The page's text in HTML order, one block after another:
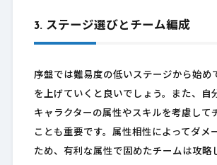
3. ステージ選びとチーム編成
序盤では難易度の低いステージから始め
を上げていくと良いでしょう。また、自
キャラクターの属性やスキルを考慮して
ことも重要です。属性相性によってダメ
ため、有利な属性で固めたチームは攻略